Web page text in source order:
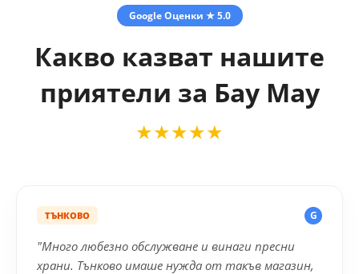
Google Оценки ★ 5.0
Какво казват нашите
приятели за Бау Мау
★★★★★
ТЪНКОВО G
"Много любезно обслужване и винаги пресни
храни. Тънково имаше нужда от такъв магазин,